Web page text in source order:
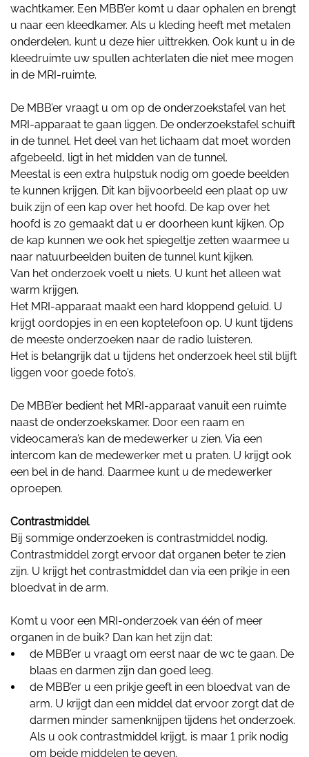
wachtkamer. Een MBB’er komt u daar ophalen en brengt
u naar een kleedkamer. Als u kleding heeft met metalen
onderdelen, kunt u deze hier uittrekken. Ook kunt u in de
kleedruimte uw spullen achterlaten die niet mee mogen
in de MRI-ruimte.
De MBB’er vraagt u om op de onderzoekstafel van het
MRI-apparaat te gaan liggen. De onderzoekstafel schuift
in de tunnel. Het deel van het lichaam dat moet worden
afgebeeld, ligt in het midden van de tunnel.
Meestal is een extra hulpstuk nodig om goede beelden
te kunnen krijgen. Dit kan bijvoorbeeld een plaat op uw
buik zijn of een kap over het hoofd. De kap over het
hoofd is zo gemaakt dat u er doorheen kunt kijken. Op
de kap kunnen we ook het spiegeltje zetten waarmee u
naar natuurbeelden buiten de tunnel kunt kijken.
Van het onderzoek voelt u niets. U kunt het alleen wat
warm krijgen.
Het MRI-apparaat maakt een hard kloppend geluid. U
krijgt oordopjes in en een koptelefoon op. U kunt tijdens
de meeste onderzoeken naar de radio luisteren.
Het is belangrijk dat u tijdens het onderzoek heel stil blijft
liggen voor goede foto’s.
De MBB’er bedient het MRI-apparaat vanuit een ruimte
naast de onderzoekskamer. Door een raam en
videocamera’s kan de medewerker u zien. Via een
intercom kan de medewerker met u praten. U krijgt ook
een bel in de hand. Daarmee kunt u de medewerker
oproepen.
Contrastmiddel
Bij sommige onderzoeken is contrastmiddel nodig.
Contrastmiddel zorgt ervoor dat organen beter te zien
zijn. U krijgt het contrastmiddel dan via een prikje in een
bloedvat in de arm.
Komt u voor een MRI-onderzoek van één of meer
organen in de buik? Dan kan het zijn dat:
de MBB’er u vraagt om eerst naar de wc te gaan. De
blaas en darmen zijn dan goed leeg.
de MBB’er u een prikje geeft in een bloedvat van de
arm. U krijgt dan een middel dat ervoor zorgt dat de
darmen minder samenknijpen tijdens het onderzoek.
Als u ook contrastmiddel krijgt, is maar 1 prik nodig
om beide middelen te geven.